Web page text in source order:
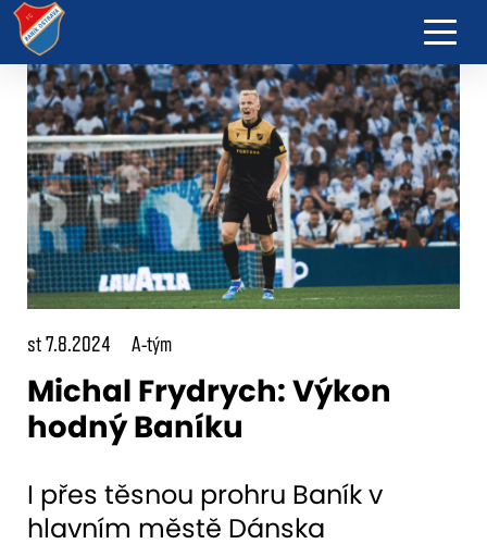
st 7.8.2024 A-tým
Michal Frydrych: Výkon
hodný Baníku
I přes těsnou prohru Baník v
hlavním městě Dánska